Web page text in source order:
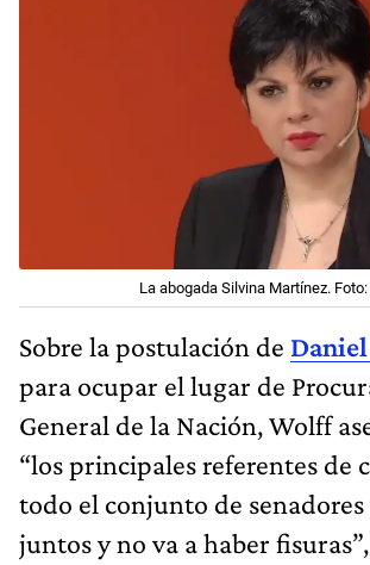
La abogada Silvina Martínez. Foto:
Sobre la postulación de
para ocupar el lugar de
General de la Nación, Wolff
“los principales referentes de
todo el conjunto de
juntos y no va a haber